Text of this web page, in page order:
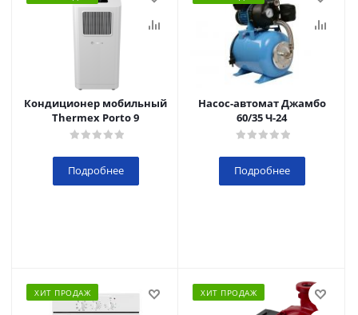
Кондиционер мобильный
Thermex Porto 9
Подробнее
Насос-автомат Джамбо
60/35 Ч-24
Подробнее
ХИТ ПРОДАЖ ХИТ ПРОДАЖ